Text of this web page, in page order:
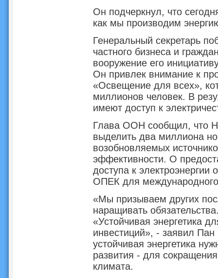
Он подчеркнул, что
как мы производим
Генеральный секретарь
частного бизнеса и
вооружение его
Он привлек внимание к
«Освещение для всех»,
миллионов человек. В
имеют доступ к
Глава ООН сообщил, что
выделить два миллиона
возобновляемых
эффективности. О
доступа к
ОПЕК для
«Мы призываем других
наращивать
«Устойчивая энергетика
инвестиций», - заявил
устойчивая энергетика
развития - для
климата.